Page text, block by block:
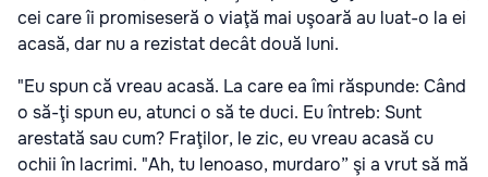
cei care îi promiseseră o viaţă mai uşoară au luat-o la ei
acasă, dar nu a rezistat decât două luni.
"Eu spun că vreau acasă. La care ea îmi răspunde: Când
o să-ţi spun eu, atunci o să te duci. Eu întreb: Sunt
arestată sau cum? Fraţilor, le zic, eu vreau acasă cu
ochii în lacrimi. "Ah, tu lenoaso, murdaro” şi a vrut să mă